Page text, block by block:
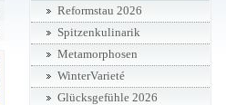
Reformstau 2026
Spitzenkulinarik
Metamorphosen
WinterVarieté
Glücksgefühle 2026